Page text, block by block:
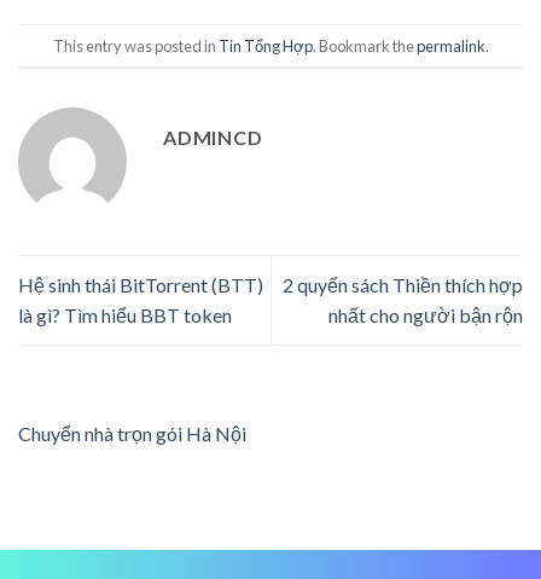
This entry was posted in Tin Tổng Hợp. Bookmark thepermalink.
ADMINCD
Hệ sinh thái BitTorrent (BTT)
là gì? Tìm hiểu BBT token
2 quyển sách Thiền thích hợp
nhất cho người bận rộn
Chuyển nhà trọn gói Hà Nội